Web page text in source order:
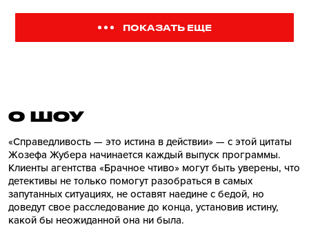
ПОКАЗАТЬ ЕЩЕ
О ШОУ
«Справедливость — это истина в действии» — с этой цитаты
Жозефа Жубера начинается каждый выпуск программы.
Клиенты агентства «Брачное чтиво» могут быть уверены, что
детективы не только помогут разобраться в самых
запутанных ситуациях, не оставят наедине с бедой, но
доведут свое расследование до конца, установив истину,
какой бы неожиданной она ни была.